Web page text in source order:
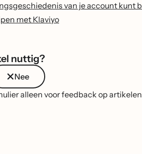
van je account kunt
met Klaviyo
nuttig?
Nee
alleen voor feedback op